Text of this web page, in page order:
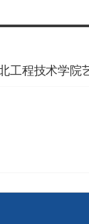
工程技术学院